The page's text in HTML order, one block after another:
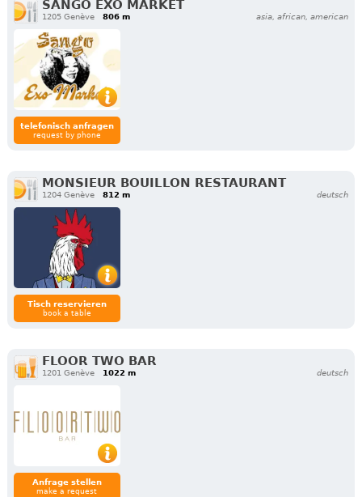
SANGO EXO MARKET
1205 Genève 806 m asia, african, american
telefonisch anfragen
request by phone
MONSIEUR BOUILLON RESTAURANT
1204 Genève 812 m deutsch
Tisch reservieren
book a table
FLOOR TWO BAR
1201 Genève 1022 m deutsch
Anfrage stellen
make a request